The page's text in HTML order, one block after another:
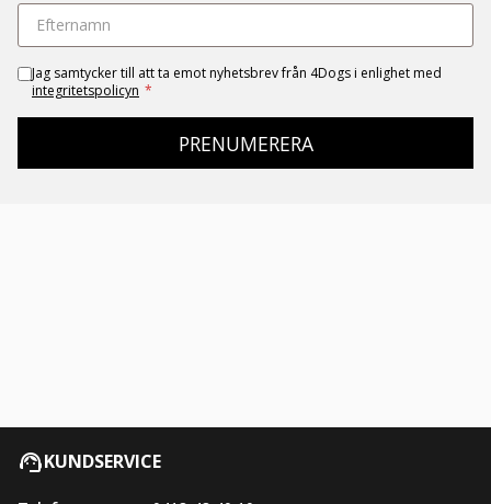
Jag samtycker till att ta emot nyhetsbrev från 4Dogs i enlighet med
integritetspolicyn *
PRENUMERERA
KUNDSERVICE